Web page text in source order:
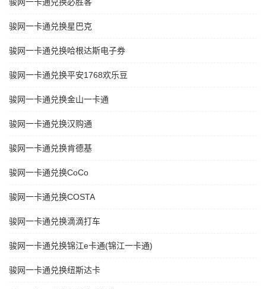
骏网一卡通兑换星巴克
骏网一卡通兑换哈根达斯电子券
骏网一卡通兑换平安1768欢乐豆
骏网一卡通兑换金山一卡通
骏网一卡通兑换汉购通
骏网一卡通兑换肯德基
骏网一卡通兑换CoCo
骏网一卡通兑换COSTA
骏网一卡通兑换滴滴打车
骏网一卡通兑换锦江e卡通(锦江一卡通)
骏网一卡通兑换纽斯达卡